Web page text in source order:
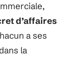
d’affaires
a ses
la